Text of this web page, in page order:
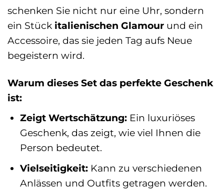
schenken Sie nicht nur eine Uhr, sondern
ein Stück italienischen Glamour und ein
Accessoire, das sie jeden Tag aufs Neue
begeistern wird.
Warum dieses Set das perfekte Geschenk
ist:
Zeigt Wertschätzung:Ein luxuriöses
Geschenk, das zeigt, wie viel Ihnen die
Person bedeutet.
Vielseitigkeit:Kann zu verschiedenen
Anlässen und Outfits getragen werden.